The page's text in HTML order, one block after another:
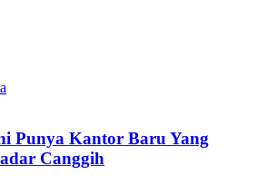
Punya Kantor Baru Yang
Canggih